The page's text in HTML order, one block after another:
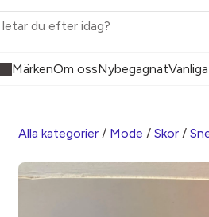
MärkenOm ossNybegagnat
Alla kategorier / Mode / Skor /